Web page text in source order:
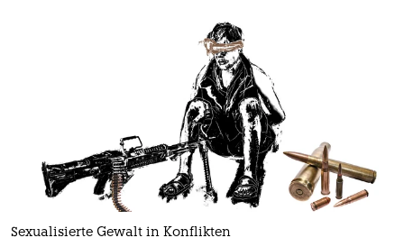
Sexualisierte Gewalt in Konflikten